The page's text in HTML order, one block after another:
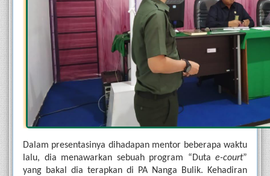
Dalam presentasinya dihadapan mentor beberapa waktu
lalu, dia menawarkan sebuah program “Duta e-court”
yang bakal dia terapkan di PA Nanga Bulik. Kehadiran